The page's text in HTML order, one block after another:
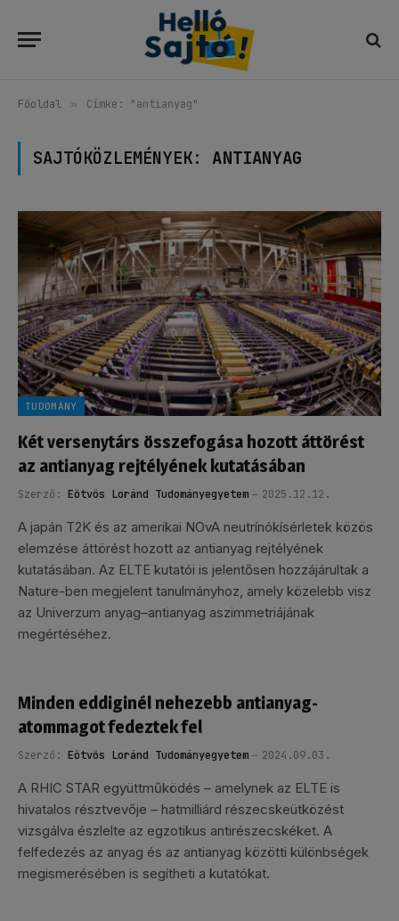
Főoldal » Címke: "antianyag"
SAJTÓKÖZLEMÉNYEK:ANTIANYAG
TUDOMÁNY
Két versenytárs összefogása hozott áttörést
az antianyag rejtélyének kutatásában
Szerző: Eötvös Loránd Tudományegyetem 2025.12.12.
A japán T2K és az amerikai NOvA neutrínókísérletek közös
elemzése áttörést hozott az antianyag rejtélyének
kutatásában. Az ELTE kutatói is jelentősen hozzájárultak a
Nature-ben megjelent tanulmányhoz, amely közelebb visz
az Univerzum anyag–antianyag aszimmetriájának
megértéséhez.
Minden eddiginél nehezebb antianyag-
atommagot fedeztek fel
Szerző: Eötvös Loránd Tudományegyetem 2024.09.03.
A RHIC STAR együttműködés – amelynek az ELTE is
hivatalos résztvevője – hatmilliárd részecskeütközést
vizsgálva észlelte az egzotikus antirészecskéket. A
felfedezés az anyag és az antianyag közötti különbségek
megismerésében is segítheti a kutatókat.